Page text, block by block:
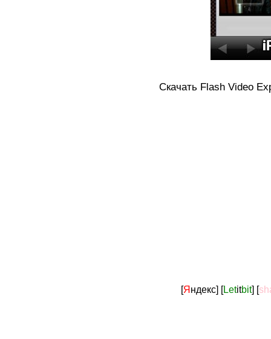
Скачать Flash Video
[Яндекс] [Letitbit] [